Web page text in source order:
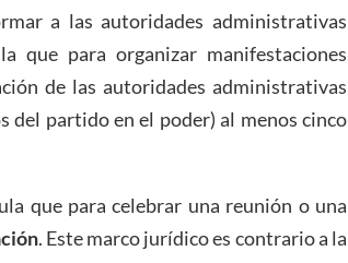
a las autoridades administrativas
que para organizar manifestaciones
de las autoridades administrativas
del partido en el poder) al menos cinco
que para celebrar una reunión o una
. Este marco jurídico es contrario a la